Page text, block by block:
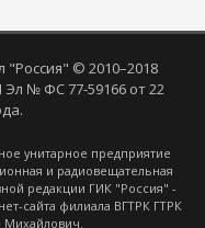
"Россия" © 2010–2018
№ ФС 77-59166 от 22
унитарное предприятие
и радиовещательная
редакции ГИК "Россия" -
сайта филиала ВГТРК ГТРК
Михайлович.